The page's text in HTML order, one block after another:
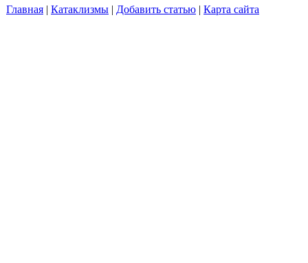
Главная | Катаклизмы | Добавить статью | Карта сайта